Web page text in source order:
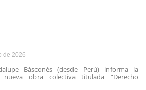
de 2026
Básconés (desde Perú) informa la
obra colectiva titulada “Derecho